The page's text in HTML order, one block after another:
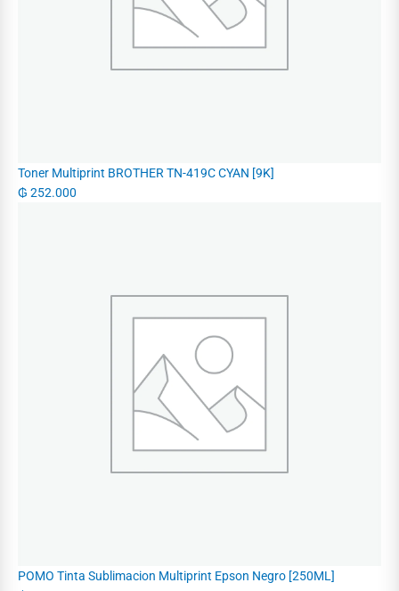
Toner Multiprint BROTHER TN-419C CYAN [9K]
₲ 252.000
POMO Tinta Sublimacion Multiprint Epson Negro [250ML]